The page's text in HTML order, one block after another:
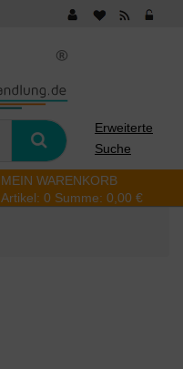
Erweiterte
Suche
MEIN WARENKORB
Artikel: 0 Summe: 0,00 €